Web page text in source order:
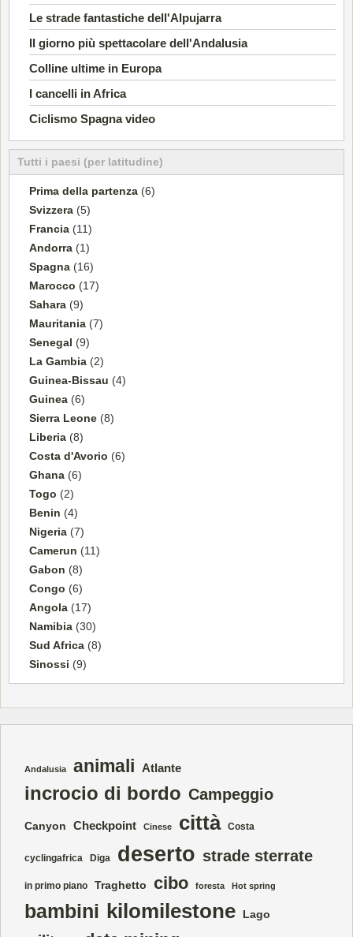
Le strade fantastiche dell'Alpujarra
Il giorno più spettacolare dell'Andalusia
Colline ultime in Europa
I cancelli in Africa
Ciclismo Spagna video
Tutti i paesi (per latitudine)
Prima della partenza (6)
Svizzera (5)
Francia (11)
Andorra (1)
Spagna (16)
Marocco (17)
Sahara (9)
Mauritania (7)
Senegal (9)
La Gambia (2)
Guinea-Bissau (4)
Guinea (6)
Sierra Leone (8)
Liberia (8)
Costa d'Avorio (6)
Ghana (6)
Togo (2)
Benin (4)
Nigeria (7)
Camerun (11)
Gabon (8)
Congo (6)
Angola (17)
Namibia (30)
Sud Africa (8)
Sinossi (9)
Andalusia animali Atlante
incrocio di bordo Campeggio
Canyon Checkpoint Cinese città Costa
cyclingafrica Diga deserto strade sterrate
in primo piano Traghetto cibo foresta Hot spring
bambini kilomilestone Lago